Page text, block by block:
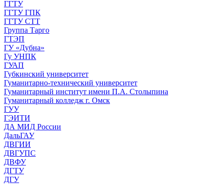
ГГТУ
ГГТУ ГПК
ГГТУ СТТ
Группа Тарго
ГТЭП
ГУ «Дубна»
Гу УНПК
ГУАП
Губкинский университет
Гуманитарно-технический университет
Гуманитарный институт имени П.А. Столыпина
Гуманитарный колледж г. Омск
ГУУ
ГЭИТИ
ДА МИД России
ДальГАУ
ДВГИИ
ДВГУПС
ДВФУ
ДГТУ
ДГУ